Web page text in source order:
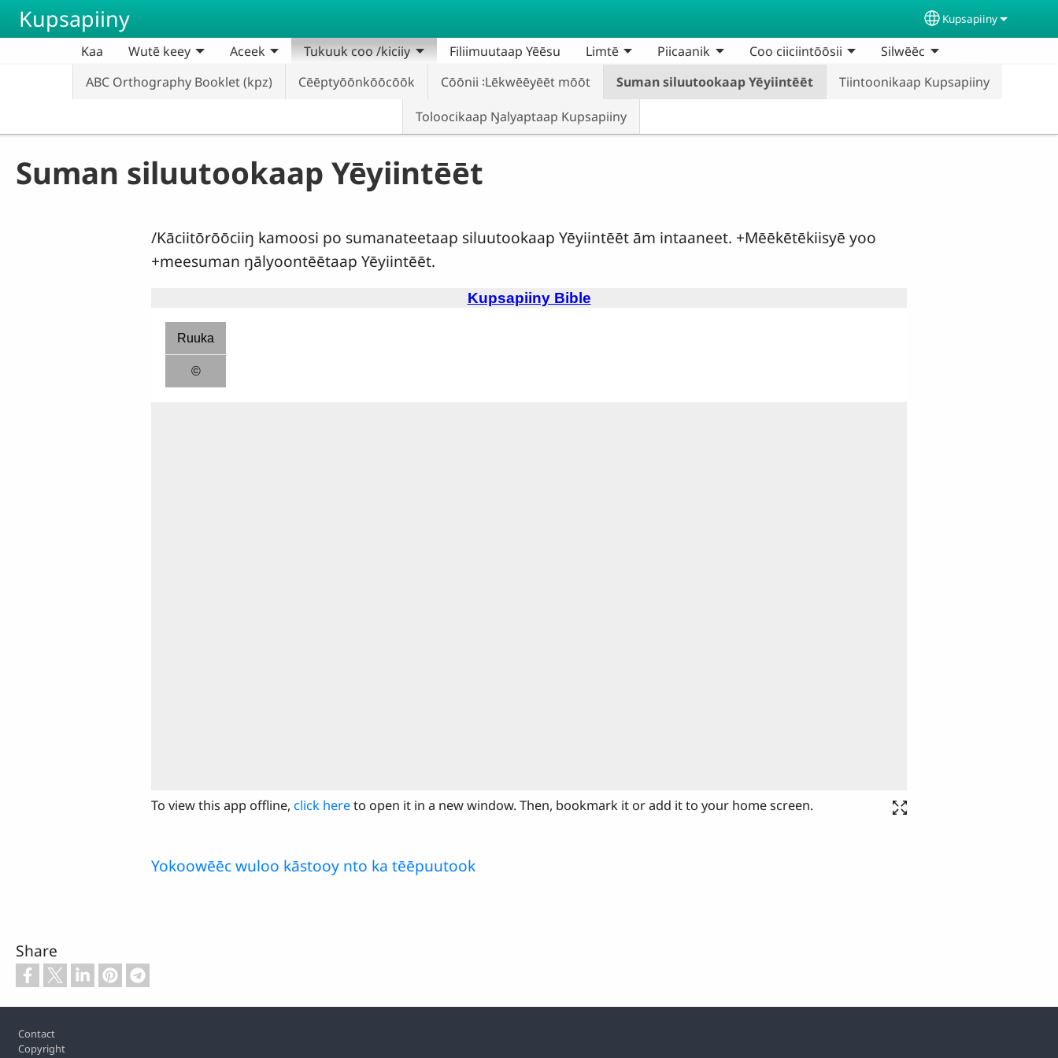
Skip to main content
Kupsapiiny Select your
Kupsapiiny
Kaa Wutē keey Aceek
Tukuuk coo /kiciiy
ABC Orthography Booklet (kpz)
Cēēptyōōnkōōcōōk Cōōnii ꞉Lēkwēēyēēt mōōt Suman siluutookaap Yēyiintēēt
Tiintoonikaap Kupsapiiny
Toloocikaap Ŋalyaptaap Kupsapiiny
Filiimuutaap Yēēsu Limtē Piicaanik Coo ciiciintōōsii Silwēēc
Suman siluutookaap Yēyiintēēt
/Kāciitōrōōciiŋ kamoosi po sumanateetaap siluutookaap Yēyiintēēt ām intaaneet. +Mēēkētēkiisyē yoo
+meesuman ŋālyoontēētaap Yēyiintēēt.
To view this app offline, click hereto open it in a new window. Then, bookmark it or add it to your home screen.
Yokoowēēc wuloo kāstooy nto ka tēēpuutook
Share
Contact
Copyright